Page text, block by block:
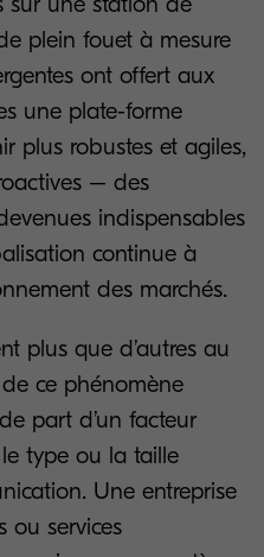
plein fouet à mesure
ont offert aux
une plate-forme
plus robustes et agiles,
– des
indispensables
continue à
des marchés.
plus que d’autres au
ce phénomène
part d’un facteur
type ou la taille
Une entreprise
ou services